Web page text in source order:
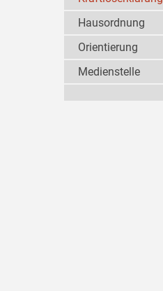
Hausordnung
Orientierung
Medienstelle